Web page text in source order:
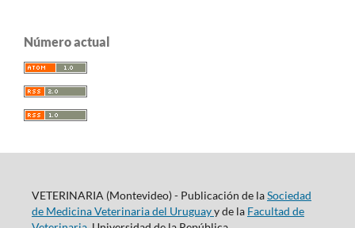
Número actual
VETERINARIA (Montevideo) - Publicación de laSociedad
de Medicina Veterinaria del Uruguayy de la Facultad de